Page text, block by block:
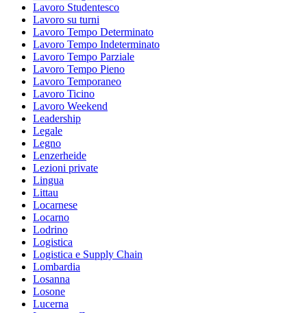
Lavoro Studentesco
Lavoro su turni
Lavoro Tempo Determinato
Lavoro Tempo Indeterminato
Lavoro Tempo Parziale
Lavoro Tempo Pieno
Lavoro Temporaneo
Lavoro Ticino
Lavoro Weekend
Leadership
Legale
Legno
Lenzerheide
Lezioni private
Lingua
Littau
Locarnese
Locarno
Lodrino
Logistica
Logistica e Supply Chain
Lombardia
Losanna
Losone
Lucerna